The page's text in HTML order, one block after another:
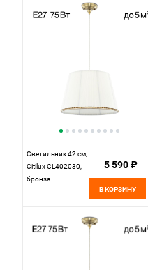
Светильник 42 см,
Citilux CL402030,
бронза
5 590 ₽
В КОРЗИНУ